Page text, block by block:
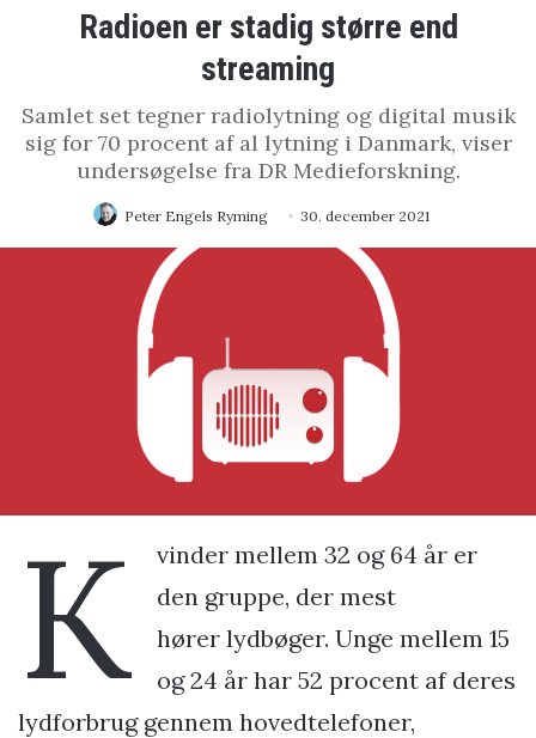
Radioen er stadig større end
streaming
Samlet set tegner radiolytning og digital musik
sig for 70 procent af al lytning i Danmark, viser
undersøgelse fra DR Medieforskning.
Peter Engels Ryming 30. december 2021
K
vinder mellem 32 og 64 år er
den gruppe, der mest
hører lydbøger. Unge mellem 15
og 24 år har 52 procent af deres
lydforbrug gennem hovedtelefoner,